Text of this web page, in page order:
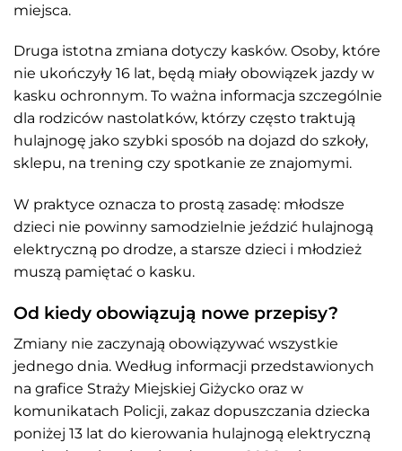
miejsca.
Druga istotna zmiana dotyczy kasków. Osoby, które
nie ukończyły 16 lat, będą miały obowiązek jazdy w
kasku ochronnym. To ważna informacja szczególnie
dla rodziców nastolatków, którzy często traktują
hulajnogę jako szybki sposób na dojazd do szkoły,
sklepu, na trening czy spotkanie ze znajomymi.
W praktyce oznacza to prostą zasadę: młodsze
dzieci nie powinny samodzielnie jeździć hulajnogą
elektryczną po drodze, a starsze dzieci i młodzież
muszą pamiętać o kasku.
Od kiedy obowiązują nowe przepisy?
Zmiany nie zaczynają obowiązywać wszystkie
jednego dnia. Według informacji przedstawionych
na grafice Straży Miejskiej Giżycko oraz w
komunikatach Policji, zakaz dopuszczania dziecka
poniżej 13 lat do kierowania hulajnogą elektryczną